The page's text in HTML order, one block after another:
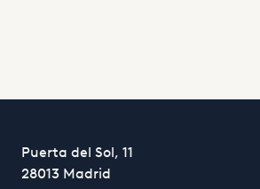
Puerta del Sol, 11
28013 Madrid